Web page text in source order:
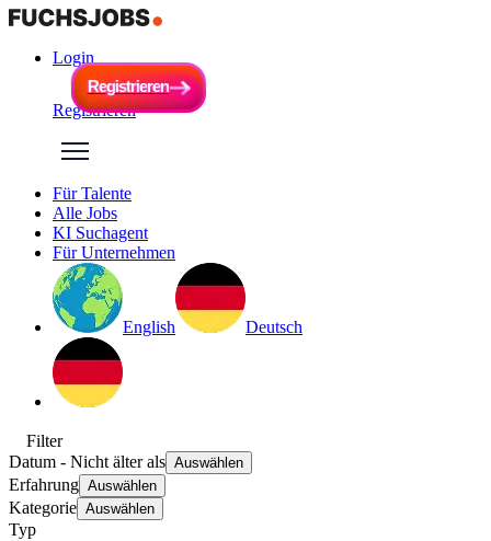
Login
Registrieren
Registrieren
Registrieren
Für Talente
Alle Jobs
KI Suchagent
Für Unternehmen
English Deutsch
Filter
Datum - Nicht älter als Auswählen
Erfahrung Auswählen
Kategorie Auswählen
Typ